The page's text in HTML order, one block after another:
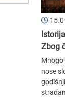
Zbog
Mnogo
nose